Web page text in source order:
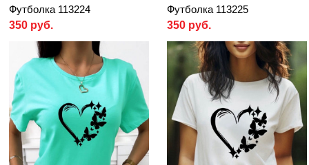
Футболка 113224
350 руб.
Футболка 113225
350 руб.